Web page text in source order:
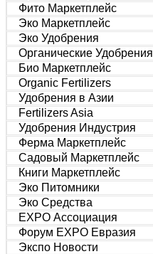
Фито Маркетплейс
Эко Маркетплейс
Эко Удобрения
Органические Удобрения
Био Маркетплейс
Organic Fertilizers
Удобрения в Азии
Fertilizers Asia
Удобрения Индустрия
Ферма Маркетплейс
Садовый Маркетплейс
Книги Маркетплейс
Эко Питомники
Эко Средства
EXPO Ассоциация
Форум EXPO Евразия
Экспо Новости